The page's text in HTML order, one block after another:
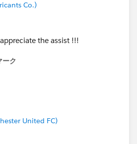
Co.)
the assist !!!
ーク
United FC)